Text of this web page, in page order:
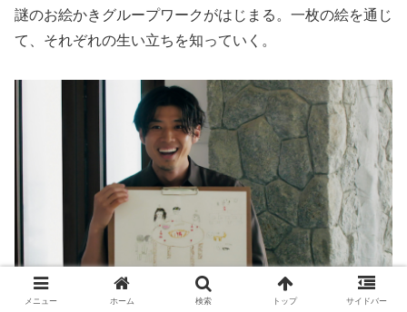
謎のお絵かきグループワークがはじまる。一枚の絵を通じ
て、それぞれの生い立ちを知っていく。
メニュー ホーム 検索 トップ サイドバー